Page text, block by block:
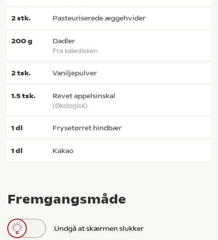
Fremgangsmåde
Undgå at skærmen slukker
2stk. pasteuriserede æggehvider
200g dadler
fra køledisken
2tsk. vaniljepulver
1.5tsk. revet appelsinskal
(økologisk)
1dl Frysetørret hindbær
1dl kakao